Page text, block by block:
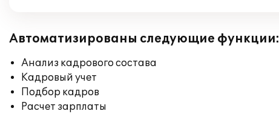
Автоматизированы следующие функции:
Анализ кадрового состава
Кадровый учет
Подбор кадров
Расчет зарплаты